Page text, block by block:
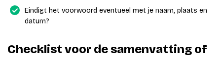
Eindigt het voorwoord eventueel met je naam, plaats en
datum?
Checklist voor de samenvatting of